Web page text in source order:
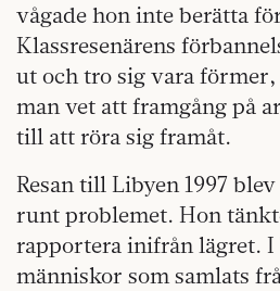
vågade hon inte berätta
Klassresenärens
ut och tro sig vara
man vet att framgång på
till att röra sig framåt.
Resan till Libyen 1997
runt problemet. Hon
rapportera inifrån lägret.
människor som samlats